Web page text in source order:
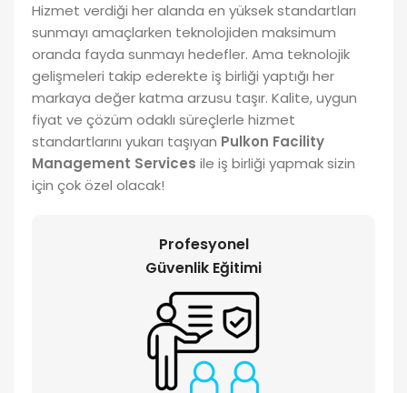
Hizmet verdiği her alanda en yüksek standartları
sunmayı amaçlarken teknolojiden maksimum
oranda fayda sunmayı hedefler. Ama teknolojik
gelişmeleri takip ederekte iş birliği yaptığı her
markaya değer katma arzusu taşır. Kalite, uygun
fiyat ve çözüm odaklı süreçlerle hizmet
standartlarını yukarı taşıyan Pulkon Facility
Management Services ile iş birliği yapmak sizin
için çok özel olacak!
Profesyonel
Güvenlik Eğitimi